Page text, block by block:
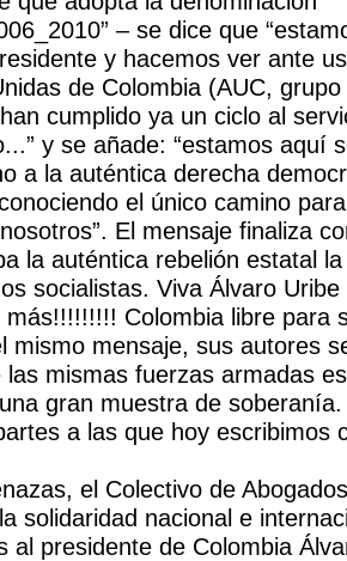
– se dice que
y hacemos ver ante
de Colombia (AUC,
cumplido ya un ciclo al
y se añade: “estamos aquí
a la auténtica derecha
el único camino
El mensaje finaliza
la auténtica rebelión estatal
socialistas. Viva Álvaro
Colombia libre para
mismo mensaje, sus autores
las mismas fuerzas armadas
gran muestra de
a las que hoy escribimos
el Colectivo de
solidaridad nacional e
al presidente de Colombia